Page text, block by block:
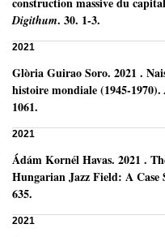
Digithum. 30. 1-3.
2021
Glòria Guirao Soro. 2021 .
histoire mondiale (1945-1970).
1061.
2021
Ádám Kornél Havas. 2021 .
Hungarian Jazz Field: A Case
635.
2021